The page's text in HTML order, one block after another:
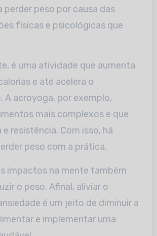
perder peso por causa das
físicas e psicológicas que
é uma atividade que aumenta
e até acelera o
A acroyoga, por exemplo,
mais complexos e que
resistência. Com isso, há
peso com a prática.
impactos na mente também
o peso. Afinal, aliviar o
é um jeito de diminuir a
e implementar uma